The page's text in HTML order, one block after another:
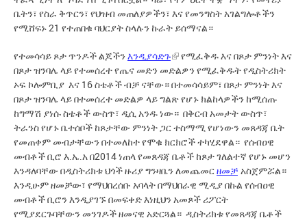
ቤትን፣ የስራ ቅጥርን፣ የህዝብ መጠለያዎችን፣ እና የመንግስት አገልግሎቶችን
የሚሸፍኑ 21 የተጠበቁ ባህርያት ስላሉን ኩራት ይሰማናል።
የተመሳሳይ ጾታ ጥንዶች ልጆችን እንዲያሳድጉ
የሚፈቅዱ እና በጾታ ምንነት እና
በጾታ ዝንባሌ ላይ የተመሰረተ የጤና መድን መድልዎን የሚፈቅዱት የዲስትሪክት
ኦፍ ኮሎምቢያ እና 16 ስቴቶች ብቻ ናቸው። በተመሳሳይም፣ በጾታ ምንነት እና
በጾታ ዝንባሌ ላይ በተመሰረተ መድልዎ ላይ ግልጽ የሆኑ ክልከላዎችን ከሚሰጡ
ከግማሽ ያነሱ ስቴቶች ውስጥ፣ ዲሲ አንዱ ነው። በቅርብ አመታት ውስጥ፣
ትራንስ የሆኑ ቤተሰቦች ከጾታቸው ምንነት ጋር ተስማሚ የሆነውን መጸዳጃ ቤት
የመጠቀም መብታቸውን በተመለከተ የሞቁ ክርክሮች ተካሂደዋል። የሰብዐዊ
መብቶች ቢሮ እ ኤ አ በ2014 ነጠላ የመጸዳጃ ቤቶች ከጾታ ገለልተኛ የሆኑ መሆን
እንዳለባቸው በዲስትሪክቱ ህጎች ዙሪያ ግንዛቤን ለመጨመር ዘመቻ አስጀምሯል።
እንዲሁም ዘመቻው፣ የማህበረሰቡ አባላት በማህበራዊ ሚዲያ በኩል የሰብዐዊ
መብቶች ቢሮን እንዲያገኙ በመፍቀድ እነዚህን አመጾች ሪፖርት
የሚያደርጉባቸውን መንገዶች ዘመናዊ አድርጓል። ዲስትሪክቱ የመጸዳጃ ቤቶች